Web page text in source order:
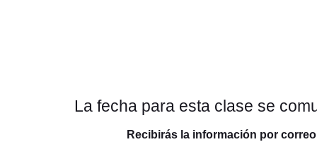
La fecha para esta clase se
Recibirás la información por